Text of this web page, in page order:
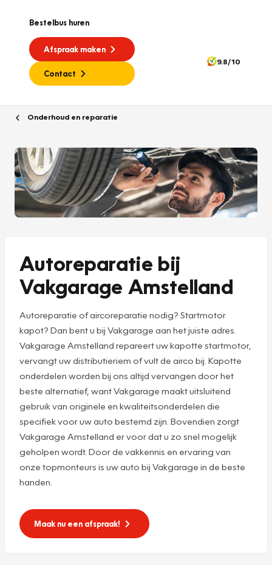
Bestelbus huren
Afspraak maken
Contact
9.8/10
Onderhoud en reparatie
Autoreparatie bij
Vakgarage Amstelland
Autoreparatie of aircoreparatie nodig? Startmotor
kapot? Dan bent u bij Vakgarage aan het juiste adres.
Vakgarage Amstelland repareert uw kapotte startmotor,
vervangt uw distributieriem of vult de airco bij. Kapotte
onderdelen worden bij ons altijd vervangen door het
beste alternatief, want Vakgarage maakt uitsluitend
gebruik van originele en kwaliteitsonderdelen die
specifiek voor uw auto bestemd zijn. Bovendien zorgt
Vakgarage Amstelland er voor dat u zo snel mogelijk
geholpen wordt. Door de vakkennis en ervaring van
onze topmonteurs is uw auto bij Vakgarage in de beste
handen.
Maak nu een afspraak!